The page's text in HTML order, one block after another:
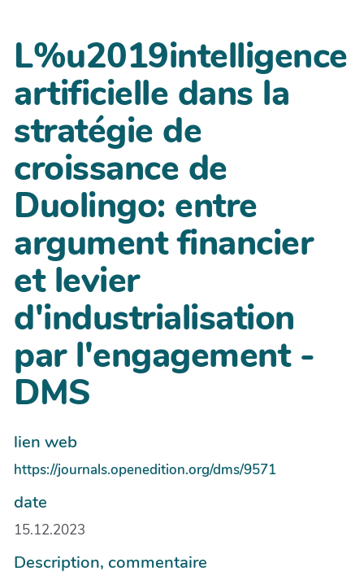
L%u2019intelligence
artificielle dans la
stratégie de
croissance de
Duolingo: entre
argument financier
et levier
d'industrialisation
par l'engagement -
DMS
lien web
https://journals.openedition.org/dms/9571
date
15.12.2023
Description, commentaire